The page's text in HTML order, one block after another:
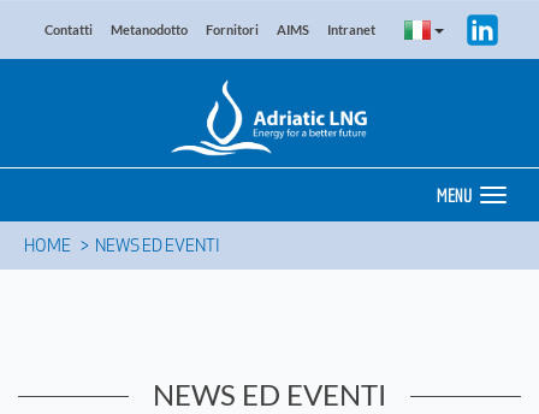
Contatti Metanodotto Fornitori AIMS Intranet
MENU
HOME NEWS ED EVENTI
NEWS ED EVENTI